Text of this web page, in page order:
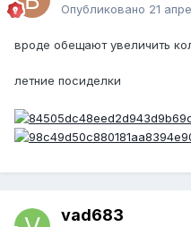
Опубликовано 21
вроде обещают увеличить
летние посиделки
vad683